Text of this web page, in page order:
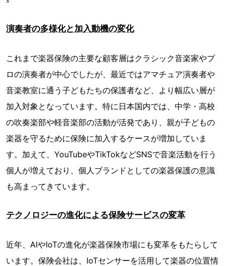
演奏者の多様化と加入動機の変化
これまで楽器保険の主要な顧客層はクラシック音楽家やプ
ロの演奏者が中心でしたが、最近ではアマチュア演奏者や
音楽教室に通う子どもたちの保護者など、より幅広い層が
加入対象となっています。特に日本国内では、中学・高校
の吹奏楽部や軽音楽部の活動が活発であり、親が子どもの
楽器を守るために保険に加入するケースが増加していま
す。加えて、YouTubeやTikTokなどSNSで音楽活動を行う
個人が増えており、個人ブランドとしての楽器保護の意識
も高まってきています。
テクノロジーの進化による保険サービスの変革
近年、AIやIoTの進化が楽器保険市場にも変革をもたらして
います。保険会社は、IoTセンサーを活用して楽器の位置情